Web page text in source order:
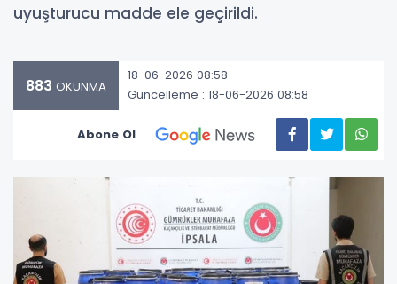
uyuşturucu madde ele geçirildi.
883 OKUNMA
18-06-2026 08:58
Güncelleme : 18-06-2026 08:58
Abone Ol